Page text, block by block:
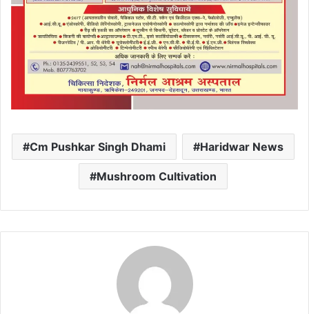
Cm Pushkar Singh Dhami Haridwar News
Mushroom Cultivation